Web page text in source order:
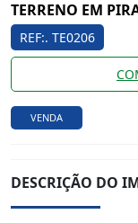
TERRENO EM
REF:. TE0206
VENDA
DESCRIÇÃO DO